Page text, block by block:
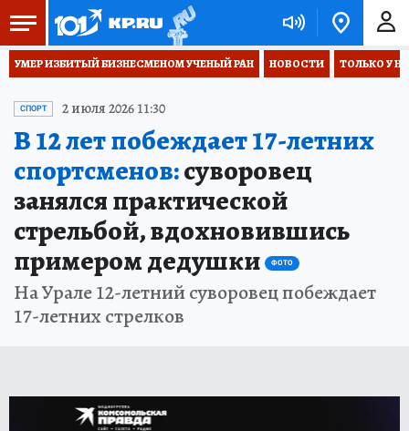
УМЕР ИЗБИТЫЙ БИЗНЕСМЕНОМ УЧЕНЫЙ РАН НОВОСТИ ТОЛЬКО У
СПОРТ 2 июля 2026 11:30
В 12 лет побеждает 17-летних
спортсменов:суворовец
занялся практической
стрельбой, вдохновившись
примером дедушки
ФОТО
На Урале 12-летний суворовец побеждает
17-летних стрелков